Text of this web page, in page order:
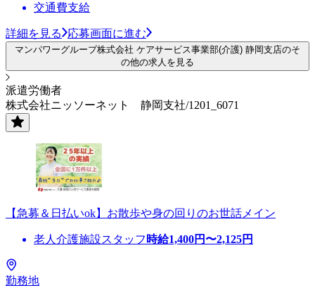
交通費支給
詳細を見る 応募画面に進む
マンパワーグループ株式会社 ケアサービス事業部(介護) 静岡支店のそ
の他の求人を見る
派遣労働者
株式会社ニッソーネット 静岡支社/1201_6071
【急募＆日払いok】お散歩や身の回りのお世話メイン
老人介護施設スタッフ 時給1,400円〜2,125円
勤務地